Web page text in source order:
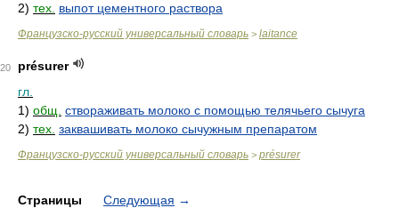
2) тех. выпот цементного раствора
Французско-русский универсальный словарь > laitance
20
présurer
гл.
1) общ. створаживать молоко с помощью телячьего сычуга
2) тех. заквашивать молоко сычужным препаратом
Французско-русский универсальный словарь > présurer
Страницы Следующая →